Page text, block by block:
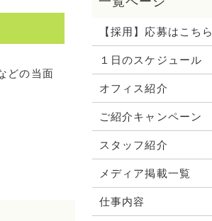
どの当面
【採用】応募はこちら
１日のスケジュール
オフィス紹介
ご紹介キャンペーン
スタッフ紹介
メディア掲載一覧
仕事内容